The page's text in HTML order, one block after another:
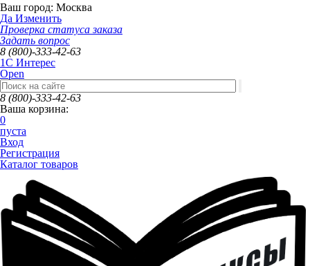
Ваш город: Москва
Да Изменить
Проверка статуса заказа
Задать вопрос
8 (800)-333-42-63
1C Интерес
Open
8 (800)-333-42-63
Ваша корзина:
0
пуста
Вход
Регистрация
Каталог товаров